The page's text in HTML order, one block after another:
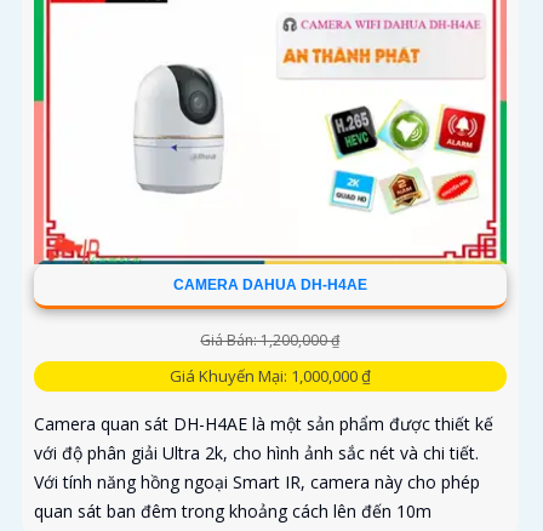
CAMERA DAHUA DH-H4AE
Giá Bán: 1,200,000 ₫
Giá Khuyến Mại: 1,000,000 ₫
Camera quan sát DH-H4AE là một sản phẩm được thiết kế
với độ phân giải Ultra 2k, cho hình ảnh sắc nét và chi tiết.
Với tính năng hồng ngoại Smart IR, camera này cho phép
quan sát ban đêm trong khoảng cách lên đến 10m